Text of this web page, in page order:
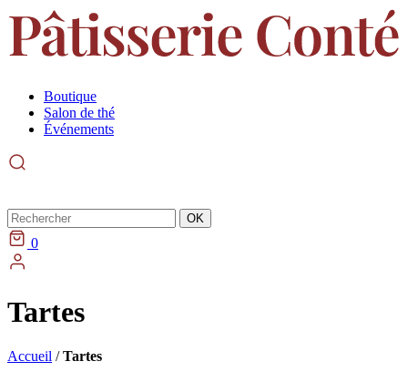
Boutique
Salon de thé
Événements
Rechercher OK
0
Tartes
Accueil /Tartes